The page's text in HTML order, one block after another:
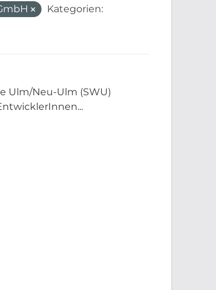
Kategorien:
Ulm/Neu-Ulm (SWU)